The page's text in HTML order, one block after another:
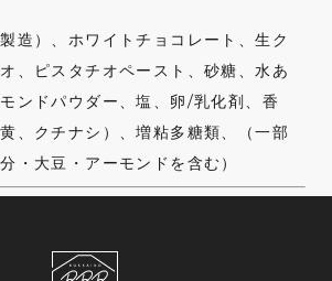
造）、ホワイトチョコレート、生ク
、ピスタチオペースト、砂糖、水あ
ンドパウダー、塩、卵/乳化剤、香
、クチナシ）、増粘多糖類、（一部
・大豆・アーモンドを含む）